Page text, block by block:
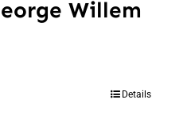
Willem
Details